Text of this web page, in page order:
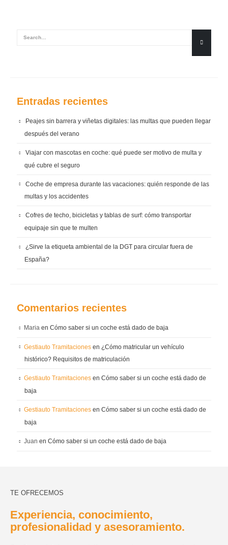
Entradas recientes
Peajes sin barrera y viñetas digitales: las multas que pueden llegar
después del verano
Viajar con mascotas en coche: qué puede ser motivo de multa y
qué cubre el seguro
Coche de empresa durante las vacaciones: quién responde de las
multas y los accidentes
Cofres de techo, bicicletas y tablas de surf: cómo transportar
equipaje sin que te multen
¿Sirve la etiqueta ambiental de la DGT para circular fuera de
España?
Comentarios recientes
Maria en Cómo saber si un coche está dado de baja
Gestiauto Tramitaciones en ¿Cómo matricular un vehículo
histórico? Requisitos de matriculación
Gestiauto Tramitaciones en Cómo saber si un coche está dado de
baja
Gestiauto Tramitaciones en Cómo saber si un coche está dado de
baja
Juan en Cómo saber si un coche está dado de baja
TE OFRECEMOS
Experiencia, conocimiento,
profesionalidad y asesoramiento.